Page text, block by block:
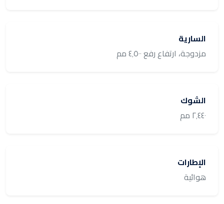
السارية
مزدوجة، ارتفاع رفع ٤٬٥٠٠ مم
الشوك
٢٬٤٤٠ مم
الإطارات
هوائية